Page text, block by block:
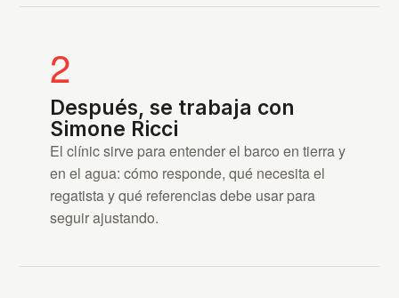
2
Después, se trabaja con
Simone Ricci
El clínic sirve para entender el barco en tierra y
en el agua: cómo responde, qué necesita el
regatista y qué referencias debe usar para
seguir ajustando.